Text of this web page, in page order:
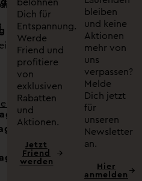
Dich für
Entspannung.
Werde
Friend und
profitiere
von
exklusiven
Rabatten
und
Aktionen.
Jetzt
Friend
werden
bleiben
und keine
Aktionen
mehr von
uns
verpassen?
Melde
Dich jetzt
für
unseren
Newsletter
an.
Hier
anmelden